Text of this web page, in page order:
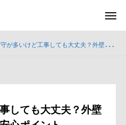
が多いけど工事しても大丈夫？外壁塗装・屋根塗装の安心ポイント
しても大丈夫？外壁